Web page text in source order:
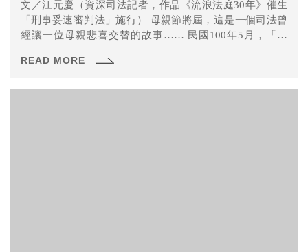
文／江元慶（資深司法記者，作品《流浪法庭30年》催生
「刑事妥速審判法」施行） 母親節將屆，這是一個司法曾
經讓一位母親悲喜交替的故事…… 民國100年5月，「阿
READ MORE